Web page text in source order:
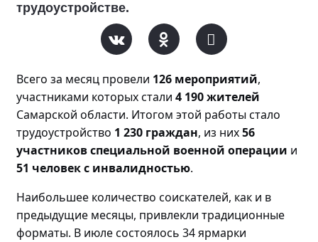
трудоустройстве.
Всего за месяц провели 126 мероприятий,
участниками которых стали 4 190 жителей
Самарской области. Итогом этой работы стало
трудоустройство 1 230 граждан, из них56
участников специальной военной операции и
51 человек с инвалидностью.
Наибольшее количество соискателей, как и в
предыдущие месяцы, привлекли традиционные
форматы. В июле состоялось 34 ярмарки